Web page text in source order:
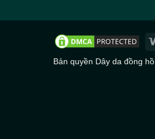
Bản quyền Dây da đồng hồ